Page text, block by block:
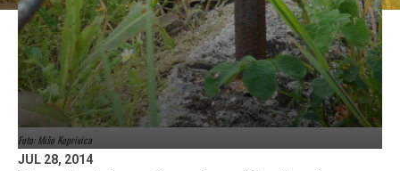
Foto: Mišo Koprivica
JUL 28, 2014